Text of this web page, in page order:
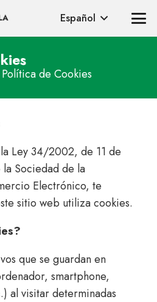
Español
Política de Cookies
Ley 34/2002, de 11 de
Sociedad de la
Electrónico, te
sitio web utiliza cookies.
que se guardan en
smartphone,
al visitar determinadas